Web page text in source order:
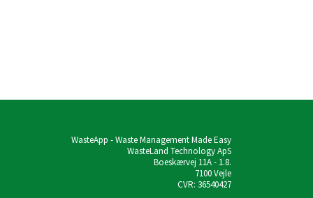
WasteApp - Waste Management Made Easy
WasteLand Technology ApS
Boeskærvej 11A - 1.8.
7100 Vejle
CVR: 36540427